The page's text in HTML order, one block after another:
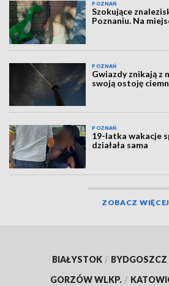
POZNAŃ
Szokujące
Poznaniu. Na
POZNAŃ
Gwiazdy znikają z
swoją ostoję
POZNAŃ
19-latka wakacje
działała sama
ZOBACZ WIĘCEJ
BIAŁYSTOK / BYDGOSZCZ
GORZÓW WLKP. /